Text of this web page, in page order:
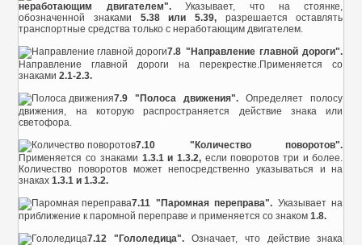
неработающим двигателем".Указывает, что на стоянке,
обозначенной знаками 5.38 или 5.39, разрешается оставлять
транспортные средства только с неработающим двигателем.
7.8 "Направление главной дороги".
Направление главной дороги на перекрестке.Применяется со
знаками2.1-2.3.
7.9 "Полоса движения". Определяет полосу
движения, на которую распространяется действие знака или
светофора.
7.10 "Количество поворотов".
Применяется со знаками 1.3.1 и 1.3.2,если поворотов три и более.
Количество поворотов может непосредственно указываться и на
знаках1.3.1 и 1.3.2.
7.11 "Паромная переправа". Указывает на
приближение к паромной переправе и применяется со знаком 1.8.
7.12 "Гололедица". Означает, что действие знака